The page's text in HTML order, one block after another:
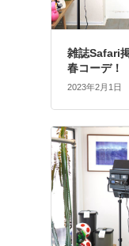
雑誌Safari
春コーデ！
2023年2月1日